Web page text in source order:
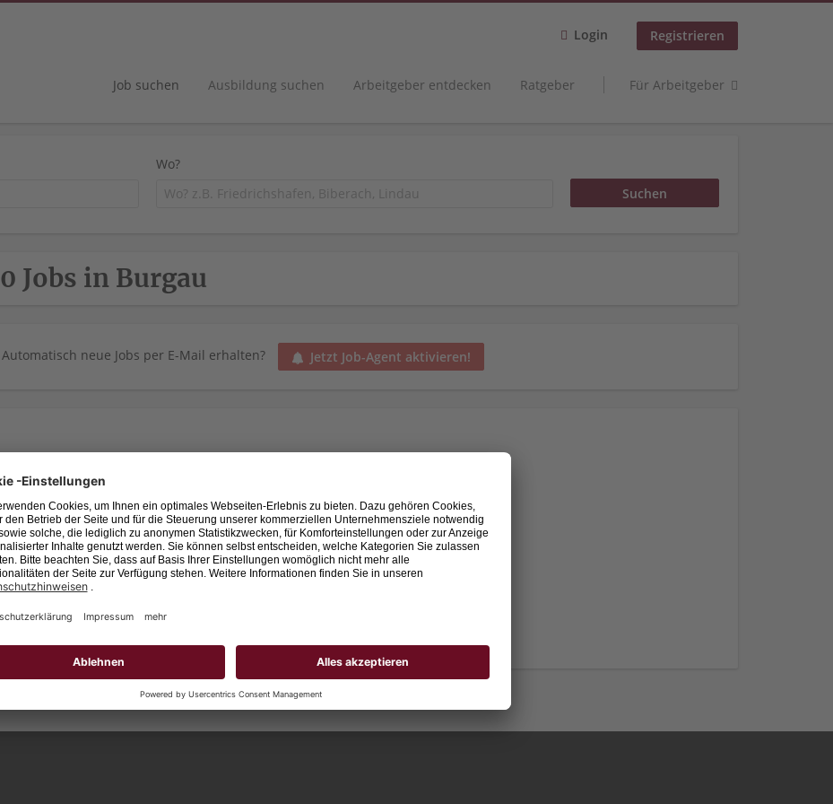
Login Registrieren
Job suchen Ausbildung suchen Arbeitgeber entdecken Ratgeber Für Arbeitgeber
Wo?
0 Jobs in Burgau
Automatisch neue Jobs per E-Mail erhalten? Jetzt Job-Agent aktivieren!